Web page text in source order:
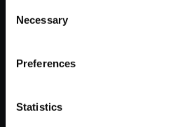
Selection
Necessary
Preferences
Statistics
おすすめ商品